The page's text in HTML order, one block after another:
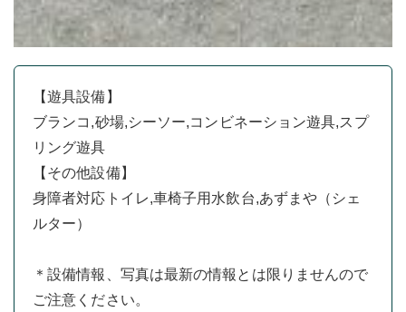
【遊具設備】
ブランコ,砂場,シーソー,コンビネーション遊具,スプ
リング遊具
【その他設備】
身障者対応トイレ,車椅子用水飲台,あずまや（シェ
ルター）
＊設備情報、写真は最新の情報とは限りませんので
ご注意ください。